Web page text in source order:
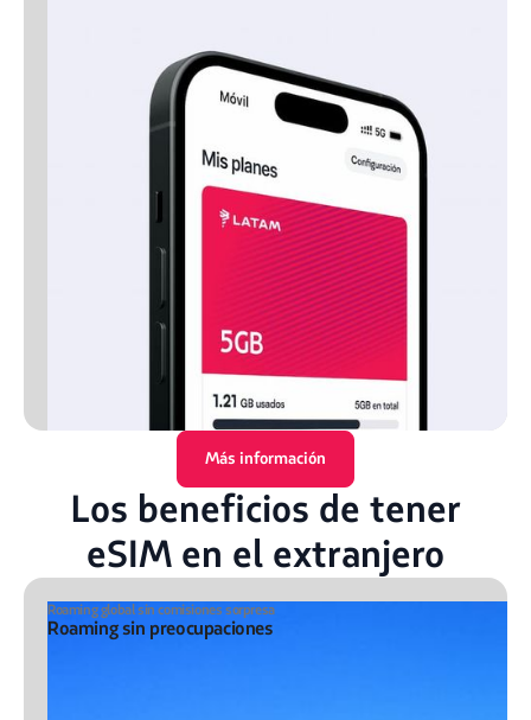
Más información
Los beneficios de tener
eSIM en el extranjero
Roaming global sin comisiones sorpresa
Roaming sin preocupaciones